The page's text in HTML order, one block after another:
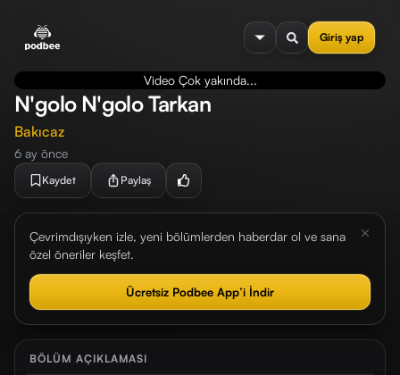
Giriş yap
menu
Video Çok yakında...
N'golo N'golo Tarkan
Bakıcaz
6 ay önce
Kaydet Paylaş
Çevrimdışıyken izle, yeni bölümlerden haberdar ol ve sana
özel öneriler keşfet.
Ücretsiz Podbee App’i İndir
BÖLÜM AÇIKLAMASI